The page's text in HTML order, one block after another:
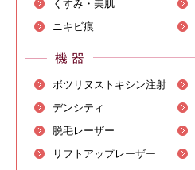
くすみ・美肌
ニキビ痕
ボツリヌストキシン注射
デンシティ
脱毛レーザー
リフトアップレーザー